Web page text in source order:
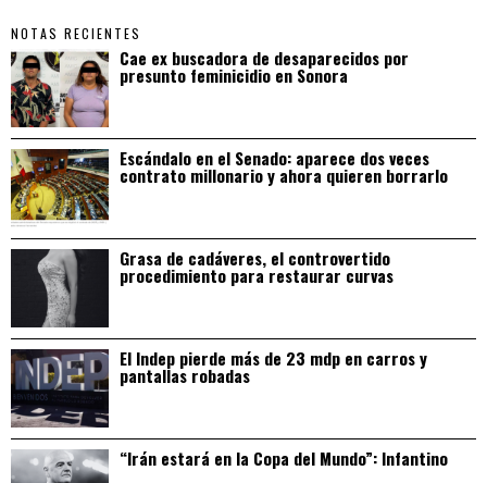
NOTAS RECIENTES
Cae ex buscadora de desaparecidos por
presunto feminicidio en Sonora
Escándalo en el Senado: aparece dos veces
contrato millonario y ahora quieren borrarlo
Grasa de cadáveres, el controvertido
procedimiento para restaurar curvas
El Indep pierde más de 23 mdp en carros y
pantallas robadas
“Irán estará en la Copa del Mundo”: Infantino